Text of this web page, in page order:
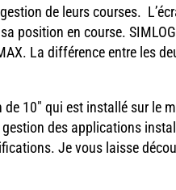
de leurs courses.
position en course.
La différence entre les
de 10″ qui est installé sur le
des applications
Je vous laisse